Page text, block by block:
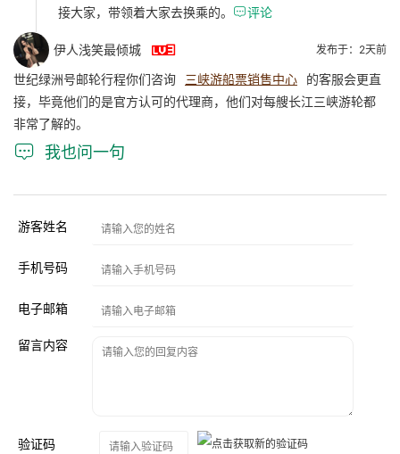
接大家，带领着大家去换乘的。 评论
伊人浅笑最倾城  发布于：2天前
世纪绿洲号邮轮行程你们咨询 三峡游船票销售中心
的客服会更直
接，毕竟他们的是官方认可的代理商，他们对每艘长江三峡游轮都
非常了解的。
 我也问一句
游客姓名
手机号码
电子邮箱
留言内容
验证码